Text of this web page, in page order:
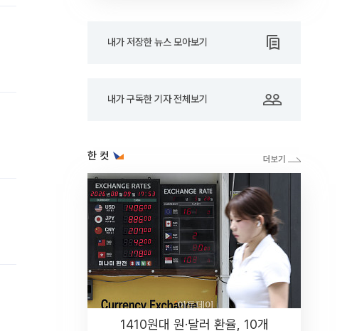
내가 저장한 뉴스 모아보기
내가 구독한 기자 전체보기
한 컷
1410원대 원·달러 환율, 10개